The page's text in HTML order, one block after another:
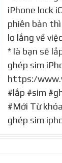
iPhone lock
phiên bản
lo lắng về
* là bạn sẽ
ghép sim
https:/
#lắp #sim
#Mới Từ
ghép sim